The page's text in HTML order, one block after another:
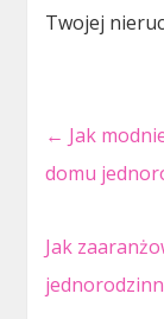
Twojej
← Jak
domu
Jak